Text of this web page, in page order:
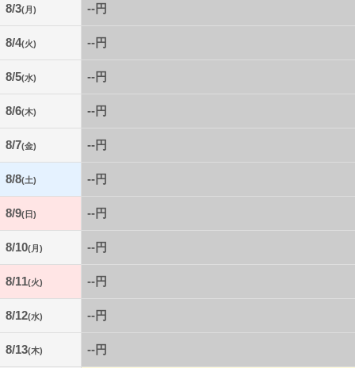
8/3(月) --円
8/4(火) --円
8/5(水) --円
8/6(木) --円
8/7(金) --円
8/8(土) --円
8/9(日) --円
8/10(月) --円
8/11(火) --円
8/12(水) --円
8/13(木) --円